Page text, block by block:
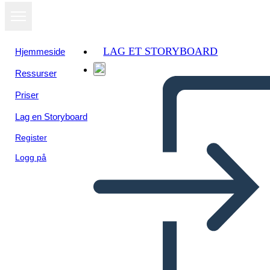
Hjemmeside
Ressurser
Priser
Lag en Storyboard
Register
Logg på
LAG ET STORYBOARD
Cycle Chart-plakat